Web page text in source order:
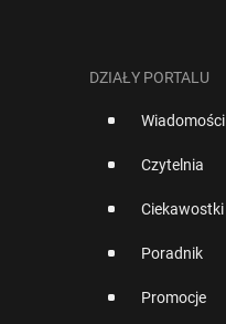
DZIAŁY PORTALU
Wiadomości
Czytelnia
Ciekawostki
Poradnik
Promocje